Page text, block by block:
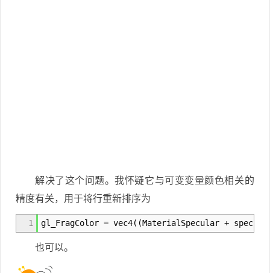
解决了这个问题。我怀疑它与可变变量颜色相关的
精度有关，用于将行重新排序为
1 gl_FragColor = vec4((MaterialSpecular +
也可以。